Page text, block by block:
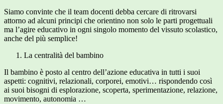
Siamo convinte che il team docenti debba cercare di ritrovarsi
attorno ad alcuni principi che orientino non solo le parti progettuali
ma l’agire educativo in ogni singolo momento del vissuto scolastico,
anche del più semplice!
La centralità del bambino
Il bambino è posto al centro dell’azione educativa in tutti i suoi
aspetti: cognitivi, relazionali, corporei, emotivi… rispondendo così
ai suoi bisogni di esplorazione, scoperta, sperimentazione, relazione,
movimento, autonomia …